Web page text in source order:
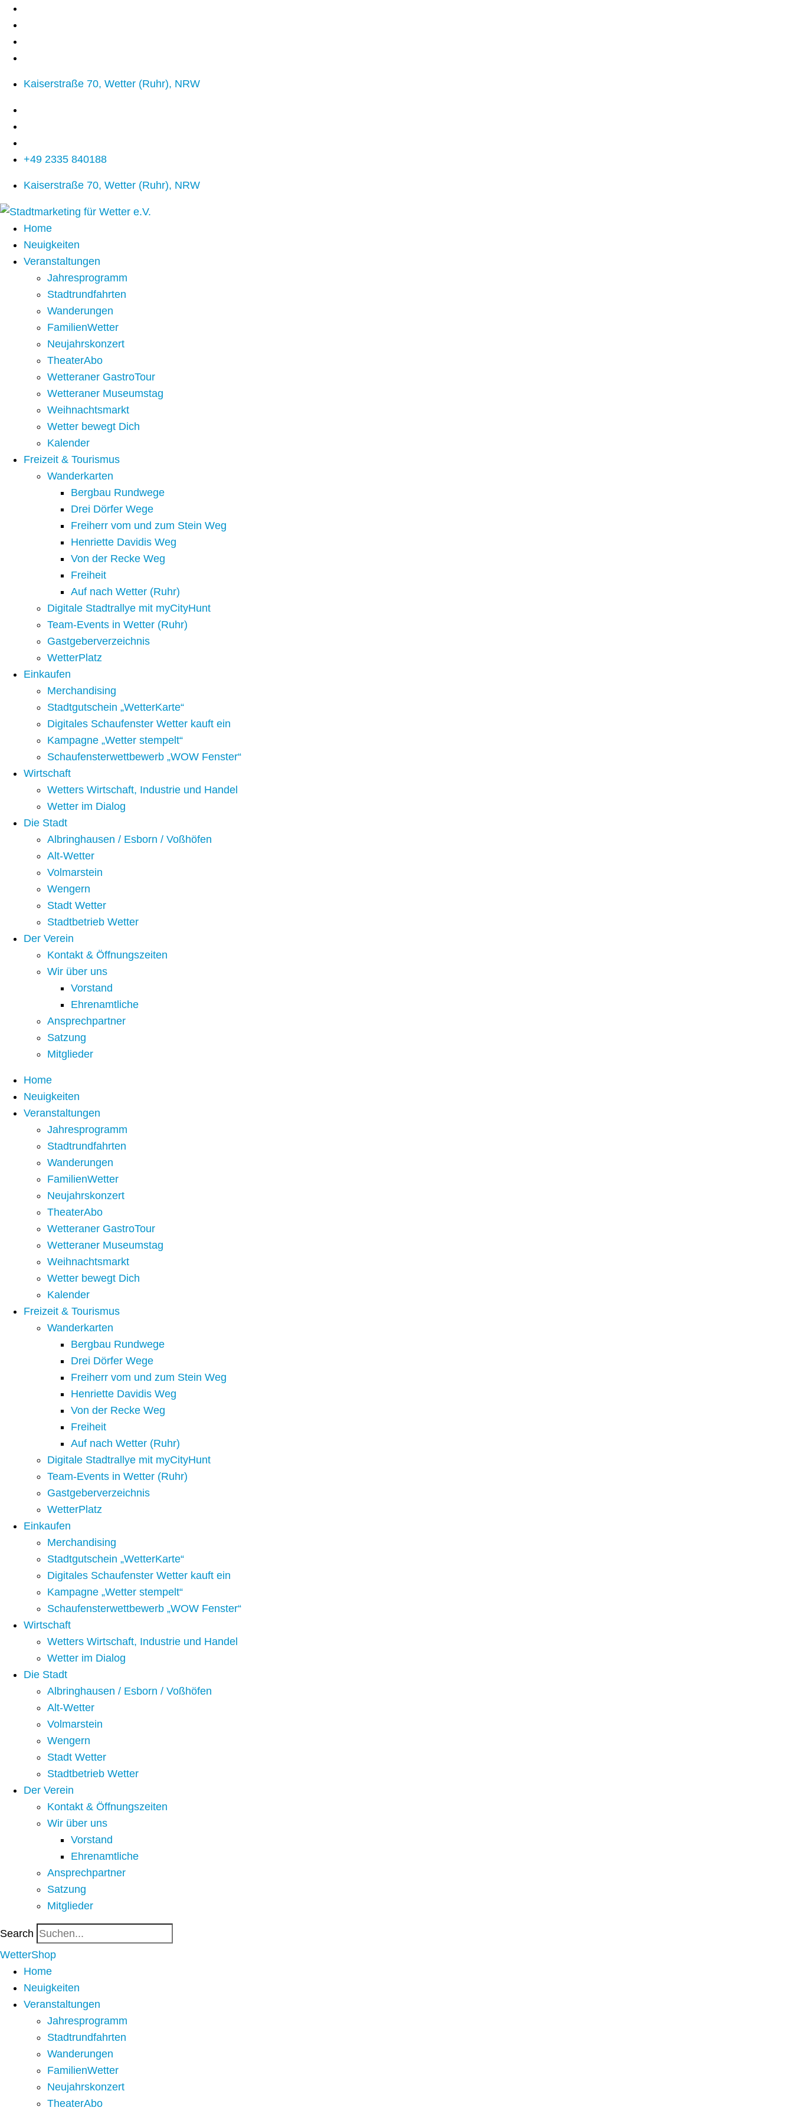
Kaiserstraße 70, Wetter (Ruhr), NRW
+49 2335 840188
Kaiserstraße 70, Wetter (Ruhr), NRW
Home
Neuigkeiten
Veranstaltungen
Jahresprogramm
Stadtrundfahrten
Wanderungen
FamilienWetter
Neujahrskonzert
TheaterAbo
Wetteraner GastroTour
Wetteraner Museumstag
Weihnachtsmarkt
Wetter bewegt Dich
Kalender
Freizeit & Tourismus
Wanderkarten
Bergbau Rundwege
Drei Dörfer Wege
Freiherr vom und zum Stein Weg
Henriette Davidis Weg
Von der Recke Weg
Freiheit
Auf nach Wetter (Ruhr)
Digitale Stadtrallye mit myCityHunt
Team-Events in Wetter (Ruhr)
Gastgeberverzeichnis
WetterPlatz
Einkaufen
Merchandising
Stadtgutschein „WetterKarte“
Digitales Schaufenster Wetter kauft ein
Kampagne „Wetter stempelt“
Schaufensterwettbewerb „WOW Fenster“
Wirtschaft
Wetters Wirtschaft, Industrie und Handel
Wetter im Dialog
Die Stadt
Albringhausen / Esborn / Voßhöfen
Alt-Wetter​
Volmarstein
Wengern
Stadt Wetter
Stadtbetrieb Wetter
Der Verein
Kontakt & Öffnungszeiten
Wir über uns
Vorstand
Ehrenamtliche
Ansprechpartner
Satzung
Mitglieder
Home
Neuigkeiten
Veranstaltungen
Jahresprogramm
Stadtrundfahrten
Wanderungen
FamilienWetter
Neujahrskonzert
TheaterAbo
Wetteraner GastroTour
Wetteraner Museumstag
Weihnachtsmarkt
Wetter bewegt Dich
Kalender
Freizeit & Tourismus
Wanderkarten
Bergbau Rundwege
Drei Dörfer Wege
Freiherr vom und zum Stein Weg
Henriette Davidis Weg
Von der Recke Weg
Freiheit
Auf nach Wetter (Ruhr)
Digitale Stadtrallye mit myCityHunt
Team-Events in Wetter (Ruhr)
Gastgeberverzeichnis
WetterPlatz
Einkaufen
Merchandising
Stadtgutschein „WetterKarte“
Digitales Schaufenster Wetter kauft ein
Kampagne „Wetter stempelt“
Schaufensterwettbewerb „WOW Fenster“
Wirtschaft
Wetters Wirtschaft, Industrie und Handel
Wetter im Dialog
Die Stadt
Albringhausen / Esborn / Voßhöfen
Alt-Wetter​
Volmarstein
Wengern
Stadt Wetter
Stadtbetrieb Wetter
Der Verein
Kontakt & Öffnungszeiten
Wir über uns
Vorstand
Ehrenamtliche
Ansprechpartner
Satzung
Mitglieder
Search
WetterShop
Home
Neuigkeiten
Veranstaltungen
Jahresprogramm
Stadtrundfahrten
Wanderungen
FamilienWetter
Neujahrskonzert
TheaterAbo